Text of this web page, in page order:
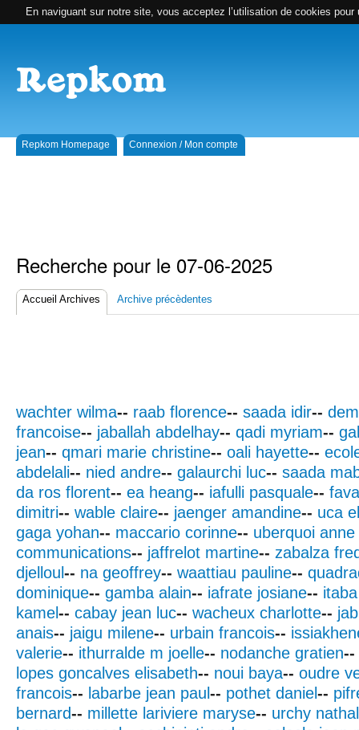
En naviguant sur notre site, vous acceptez l’utilisation de cookies
Repkom Homepage Connexion / Mon compte
Recherche pour le 07-06-2025
Accueil Archives Archive précèdentes
wachter wilma-- raab florence-- saada idir--
francoise-- jaballah abdelhay-- qadi myriam--
jean-- qmari marie christine-- oali hayette--
abdelali-- nied andre-- galaurchi luc-- saada
da ros florent-- ea heang-- iafulli pasquale--
dimitri-- wable claire-- jaenger amandine-- uca
gaga yohan-- maccario corinne-- uberquoi
communications-- jaffrelot martine-- zabalza
djelloul -- na geoffrey-- waattiau pauline--
dominique-- gamba alain-- iafrate josiane--
kamel-- cabay jean luc-- wacheux charlotte--
anais-- jaigu milene-- urbain francois--
valerie-- ithurralde m joelle-- nodanche gratien--
lopes goncalves elisabeth-- noui baya-- oudre
francois-- labarbe jean paul -- pothet daniel--
bernard-- millette lariviere maryse-- urchy